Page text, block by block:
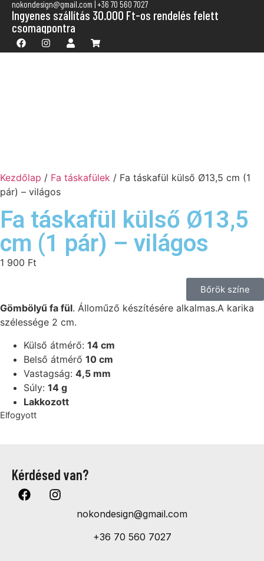
nokondesign@gmail.com | +36 70 560 7027
Ingyenes szállítás 30.000 Ft-os rendelés felett
csomagpontra
Kezdőlap / Fa táskafülek / Fa táskafül külső Ø13,5 cm (1
pár) – világos
Fa táskafül külső Ø13,5
cm (1 pár) – világos
1 900 Ft
Bőrök színe
Gömbölyű fa fül. Álloműző készítésére alkalmas.A karika
szélessége 2 cm.
Külső átmérő: 14 cm
Belső átmérő 10 cm
Vastagság: 4,5 mm
Súly: 14 g
Lakkozott
Elfogyott
Kérdésed van?
nokondesign@gmail.com
+36 70 560 7027